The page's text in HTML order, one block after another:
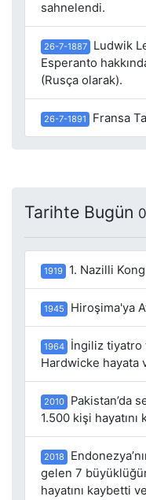
sahnelendi.
26-7-1887
Ludwik
Esperanto
(Rusça olarak).
26-7-1891 Fransa
Tarihte Bugün
1919 1. Nazilli
1945 Hiroşima'ya
1964
İngiliz tiyatro
Hardwicke hayata
2010
Pakistan’da
1.500 kişi hayatını
2018
gelen 7
hayatını kaybetti